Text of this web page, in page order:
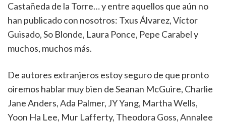
Castañeda de la Torre… y entre aquellos que aún no
han publicado con nosotros: Txus Álvarez, Víctor
Guisado, So Blonde, Laura Ponce, Pepe Carabel y
muchos, muchos más.
De autores extranjeros estoy seguro de que pronto
oiremos hablar muy bien de Seanan McGuire, Charlie
Jane Anders, Ada Palmer, JY Yang, Martha Wells,
Yoon Ha Lee, Mur Lafferty, Theodora Goss, Annalee